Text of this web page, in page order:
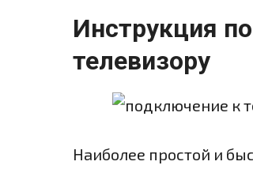
Инструкция
телевизору
Наиболее простой и